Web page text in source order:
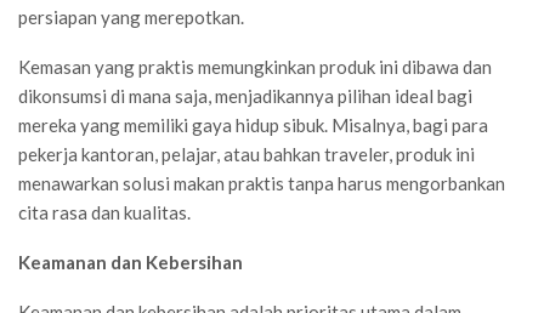
persiapan yang merepotkan.
Kemasan yang praktis memungkinkan produk ini dibawa dan
dikonsumsi di mana saja, menjadikannya pilihan ideal bagi
mereka yang memiliki gaya hidup sibuk. Misalnya, bagi para
pekerja kantoran, pelajar, atau bahkan traveler, produk ini
menawarkan solusi makan praktis tanpa harus mengorbankan
cita rasa dan kualitas.
Keamanan dan Kebersihan